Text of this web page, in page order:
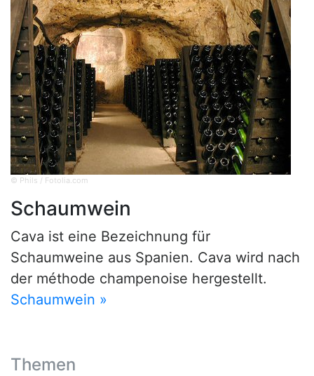
© Phils / Fotolia.com
Schaumwein
Cava ist eine Bezeichnung für
Schaumweine aus Spanien. Cava wird nach
der méthode champenoise hergestellt.
Schaumwein »
Themen